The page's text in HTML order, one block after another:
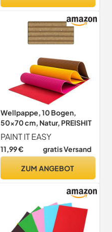
Wellpappe, 10 Bogen,
50x70 cm, Natur, PREISHIT
PAINT IT EASY
11,99 € gratis Versand
ZUM ANGEBOT